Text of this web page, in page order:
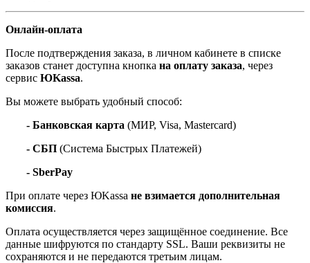
Онлайн-оплата
После подтверждения заказа, в личном кабинете в списке
заказов станет доступна кнопка на оплату заказа, через
сервис ЮKassa.
Вы можете выбрать удобный способ:
- Банковская карта (МИР, Visa, Mastercard)
- СБП (Система Быстрых Платежей)
- SberPay
При оплате через ЮKassa не взимается дополнительная
комиссия.
Оплата осуществляется через защищённое соединение. Все
данные шифруются по стандарту SSL. Ваши реквизиты не
сохраняются и не передаются третьим лицам.